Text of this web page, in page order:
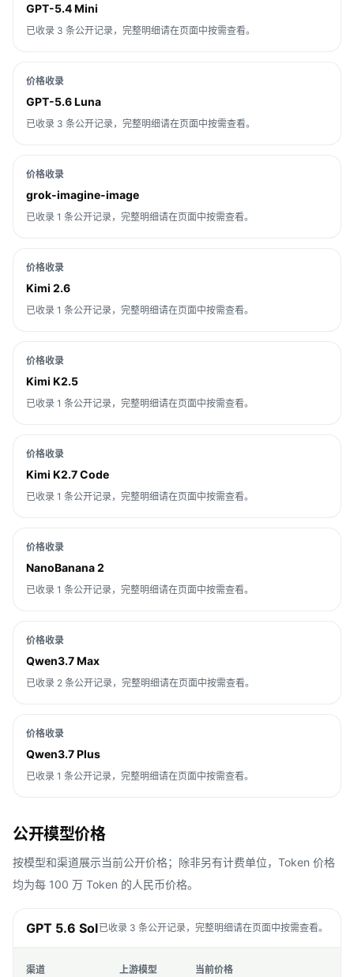
GPT-5.4 Mini
已收录 3 条公开记录，完整明细请在页面中按需查看。
价格收录
GPT-5.6 Luna
已收录 3 条公开记录，完整明细请在页面中按需查看。
价格收录
grok-imagine-image
已收录 1 条公开记录，完整明细请在页面中按需查看。
价格收录
Kimi 2.6
已收录 1 条公开记录，完整明细请在页面中按需查看。
价格收录
Kimi K2.5
已收录 1 条公开记录，完整明细请在页面中按需查看。
价格收录
Kimi K2.7 Code
已收录 1 条公开记录，完整明细请在页面中按需查看。
价格收录
NanoBanana 2
已收录 1 条公开记录，完整明细请在页面中按需查看。
价格收录
Qwen3.7 Max
已收录 2 条公开记录，完整明细请在页面中按需查看。
价格收录
Qwen3.7 Plus
已收录 1 条公开记录，完整明细请在页面中按需查看。
公开模型价格
按模型和渠道展示当前公开价格；除非另有计费单位，Token 价格
均为每 100 万 Token 的人民币价格。
GPT 5.6 Sol已收录 3 条公开记录，完整明细请在页面中按需查看。
渠道 上游模型 当前价格